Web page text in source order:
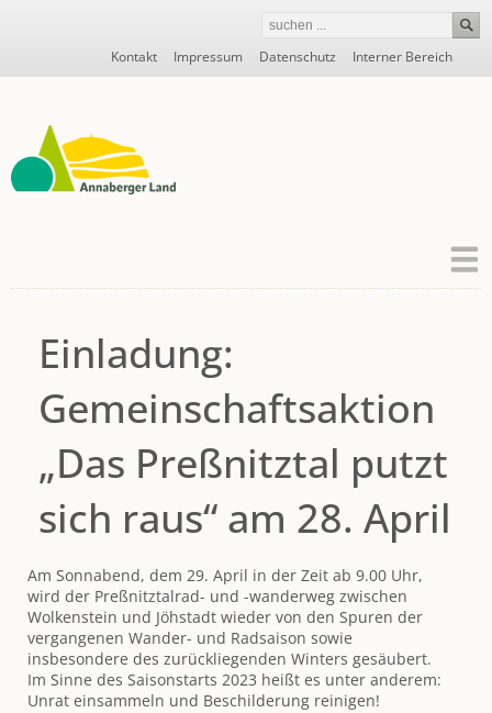
Navigation
überspringen
Kontakt Impressum Datenschutz Interner Bereich
Einladung:
Gemeinschaftsaktion
„Das Preßnitztal putzt
sich raus“ am 28. April
Am Sonnabend, dem 29. April in der Zeit ab 9.00 Uhr,
wird der Preßnitztalrad- und -wanderweg zwischen
Wolkenstein und Jöhstadt wieder von den Spuren der
vergangenen Wander- und Radsaison sowie
insbesondere des zurückliegenden Winters gesäubert.
Im Sinne des Saisonstarts 2023 heißt es unter anderem:
Unrat einsammeln und Beschilderung reinigen!